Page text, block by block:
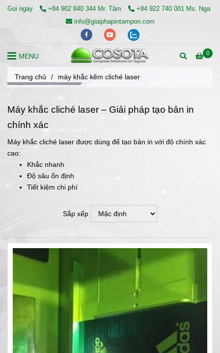
Gọi ngay +84 902 840 344 Mr. Tâm
+84 922 740 001 Ms. Nga
info@giaiphapintampon.com
0
MENU
Trang chủ / máy khắc kẽm cliché laser
Máy khắc cliché laser – Giải pháp tạo bản in
chính xác
Máy khắc cliché laser được dùng để tạo bản in với độ chính xác
cao:
Khắc nhanh
Độ sâu ổn định
Tiết kiệm chi phí
Sắp xếp